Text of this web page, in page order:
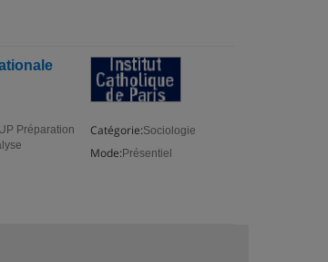
Catégorie:Sociologie
Mode: Présentiel
Préparation